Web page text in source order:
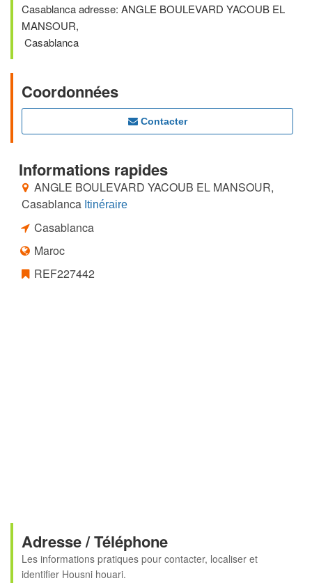
Casablanca adresse: ANGLE BOULEVARD YACOUB EL
MANSOUR,
Casablanca
Coordonnées
Contacter
Informations rapides
ANGLE BOULEVARD YACOUB EL MANSOUR,
Casablanca Itinéraire
Casablanca
Maroc
REF227442
Adresse / Téléphone
Les informations pratiques pour contacter, localiser et
identifier Housni houari.